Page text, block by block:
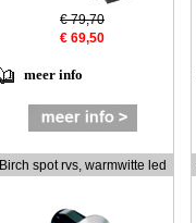
€ 79,70
€ 69,50
meer info
Birch spot rvs, warmwitte led